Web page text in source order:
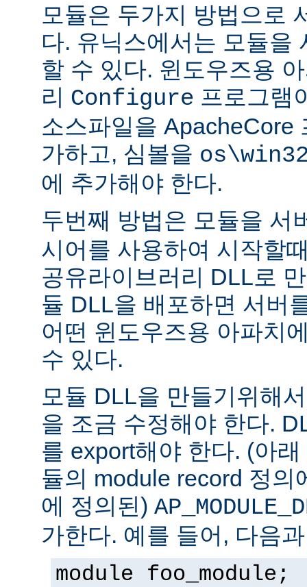
모듈은 두가지 방법으로
다. 유닉스에서는 모듈을
할 수 있다. 윈도우즈용
리 Configure 프로그램
소스파일을 ApacheCore
가하고, 심볼을
에 추가해야 한다.
두번째 방법은 모듈을 서
시어를 사용하여 시작할
공유라이브러리 DLL로
듈 DLL을 배포하면 서버
어떤 윈도우즈용 아파치
수 있다.
모듈 DLL을 만들기위해
을 조금 수정해야 한다.
를 export해야 한다. (아
듈의 module record 정의
에 정의된)
가한다. 예를 들어, 다음
module foo_module;